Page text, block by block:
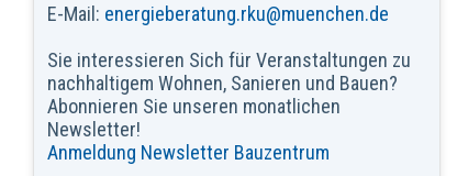
E-Mail: energieberatung.rku@muenchen.de
Sie interessieren Sich für Veranstaltungen zu
nachhaltigem Wohnen, Sanieren und Bauen?
Abonnieren Sie unseren monatlichen
Newsletter!
Anmeldung Newsletter Bauzentrum